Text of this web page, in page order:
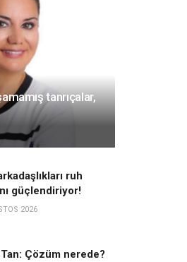
tanrıçalar,
ruh
güçlendiriyor!
2026
Tan: Çözüm nerede?